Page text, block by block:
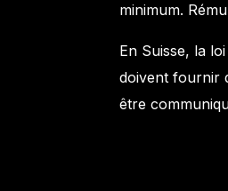
minimum.
En Suisse, la
doivent fournir
être